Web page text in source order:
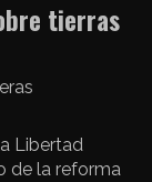
tierras
Libertad
de la reforma